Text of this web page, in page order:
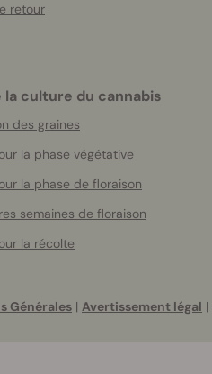
retour
la culture du cannabis
des graines
la phase végétative
la phase de floraison
semaines de floraison
la récolte
Générales | Avertissement légal |